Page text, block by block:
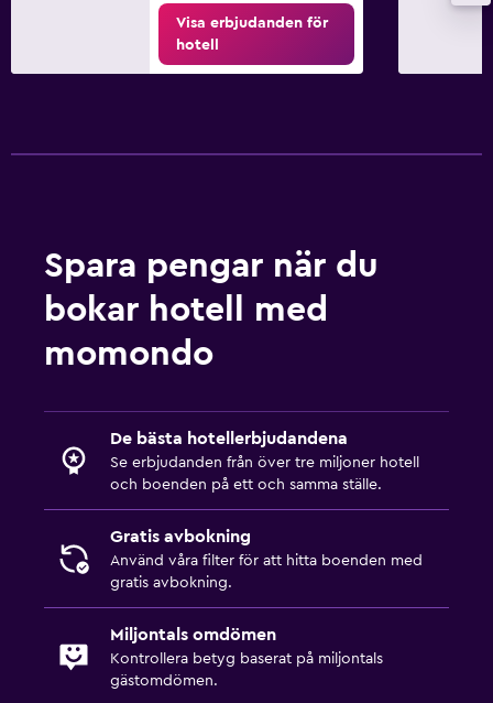
Visa erbjudanden för
hotell
Spara pengar när du
bokar hotell med
momondo
De bästa hotellerbjudandena
Se erbjudanden från över tre miljoner hotell
och boenden på ett och samma ställe.
Gratis avbokning
Använd våra filter för att hitta boenden med
gratis avbokning.
Miljontals omdömen
Kontrollera betyg baserat på miljontals
gästomdömen.